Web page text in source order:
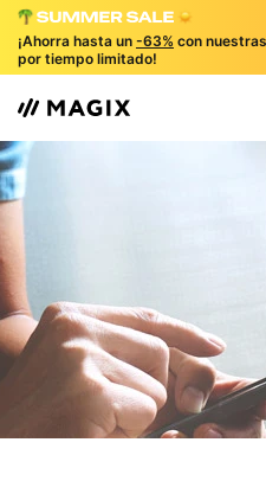
¡Ahorra hasta un -63% con
por tiempo limitado!